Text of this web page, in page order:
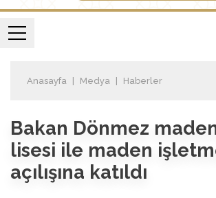
Anasayfa Medya Haberler
Bakan Dönmez
lisesi ile maden
açılışına katıldı